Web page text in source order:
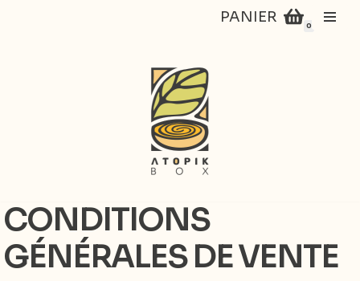
PANIER
0
CONDITIONS
GÉNÉRALES DE VENTE